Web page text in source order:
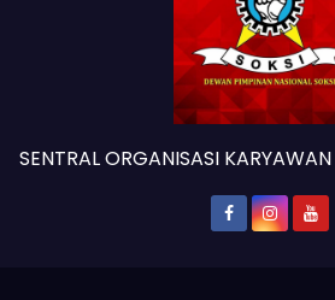
SENTRAL ORGANISASI